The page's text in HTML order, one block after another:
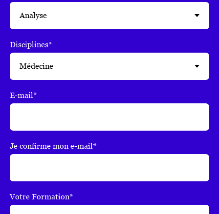
Disciplines*
E-mail*
Je confirme mon e-mail*
Votre Formation*